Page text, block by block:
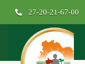
27-20-21-67-00